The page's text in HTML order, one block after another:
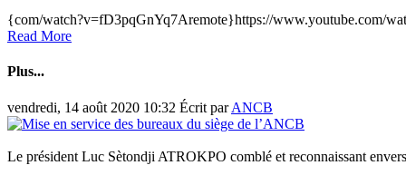
{com/watch?v=fD3pqGnYq7Aremote}https://www.youtube.com/
Read More
Plus...
vendredi, 14 août 2020 10:32 Écrit parANCB
Le président Luc Sètondji ATROKPO comblé et reconnaissant